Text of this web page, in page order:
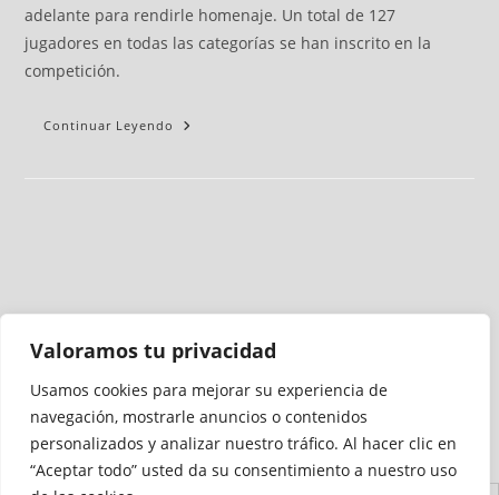
Valoramos tu privacidad
Usamos cookies para mejorar su experiencia de
navegación, mostrarle anuncios o contenidos
personalizados y analizar nuestro tráfico. Al hacer clic en
“Aceptar todo” usted da su consentimiento a nuestro uso
adelante para rendirle homenaje. Un total de 127
jugadores en todas las categorías se han inscrito en la
competición.
Continuar Leyendo
Medio auditado por